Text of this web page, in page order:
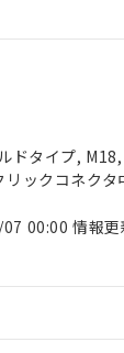
ドタイプ,
ックコネクタ
00:00 情報更